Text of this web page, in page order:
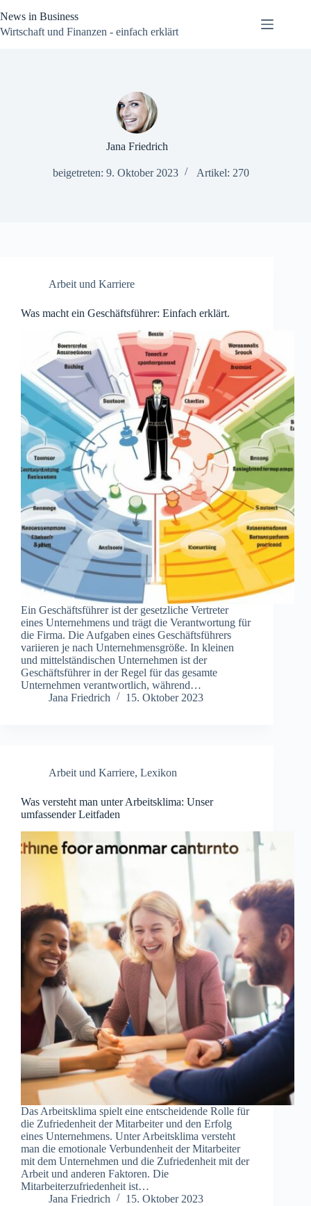
Inhalt
springen
News in Business
Wirtschaft und Finanzen - einfach erklärt
Jana Friedrich
beigetreten: 9. Oktober 2023 Artikel: 270
Arbeit und Karriere
Was macht ein Geschäftsführer: Einfach erklärt.
Ein Geschäftsführer ist der gesetzliche Vertreter
eines Unternehmens und trägt die Verantwortung für
die Firma. Die Aufgaben eines Geschäftsführers
variieren je nach Unternehmensgröße. In kleinen
und mittelständischen Unternehmen ist der
Geschäftsführer in der Regel für das gesamte
Unternehmen verantwortlich, während…
Jana Friedrich
15. Oktober 2023
Arbeit und Karriere, Lexikon
Was versteht man unter Arbeitsklima: Unser
umfassender Leitfaden
Das Arbeitsklima spielt eine entscheidende Rolle für
die Zufriedenheit der Mitarbeiter und den Erfolg
eines Unternehmens. Unter Arbeitsklima versteht
man die emotionale Verbundenheit der Mitarbeiter
mit dem Unternehmen und die Zufriedenheit mit der
Arbeit und anderen Faktoren. Die
Mitarbeiterzufriedenheit ist…
Jana Friedrich
15. Oktober 2023